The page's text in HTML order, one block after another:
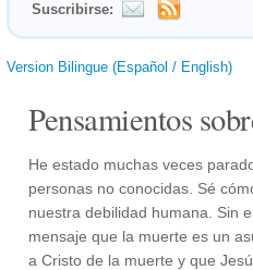
Suscribirse:
Version Bilingue (Español / English)
Pensamientos
He estado muchas veces
personas no conocidas. Sé
nuestra debilidad humana. Sin
mensaje que la muerte es un
a Cristo de la muerte y que